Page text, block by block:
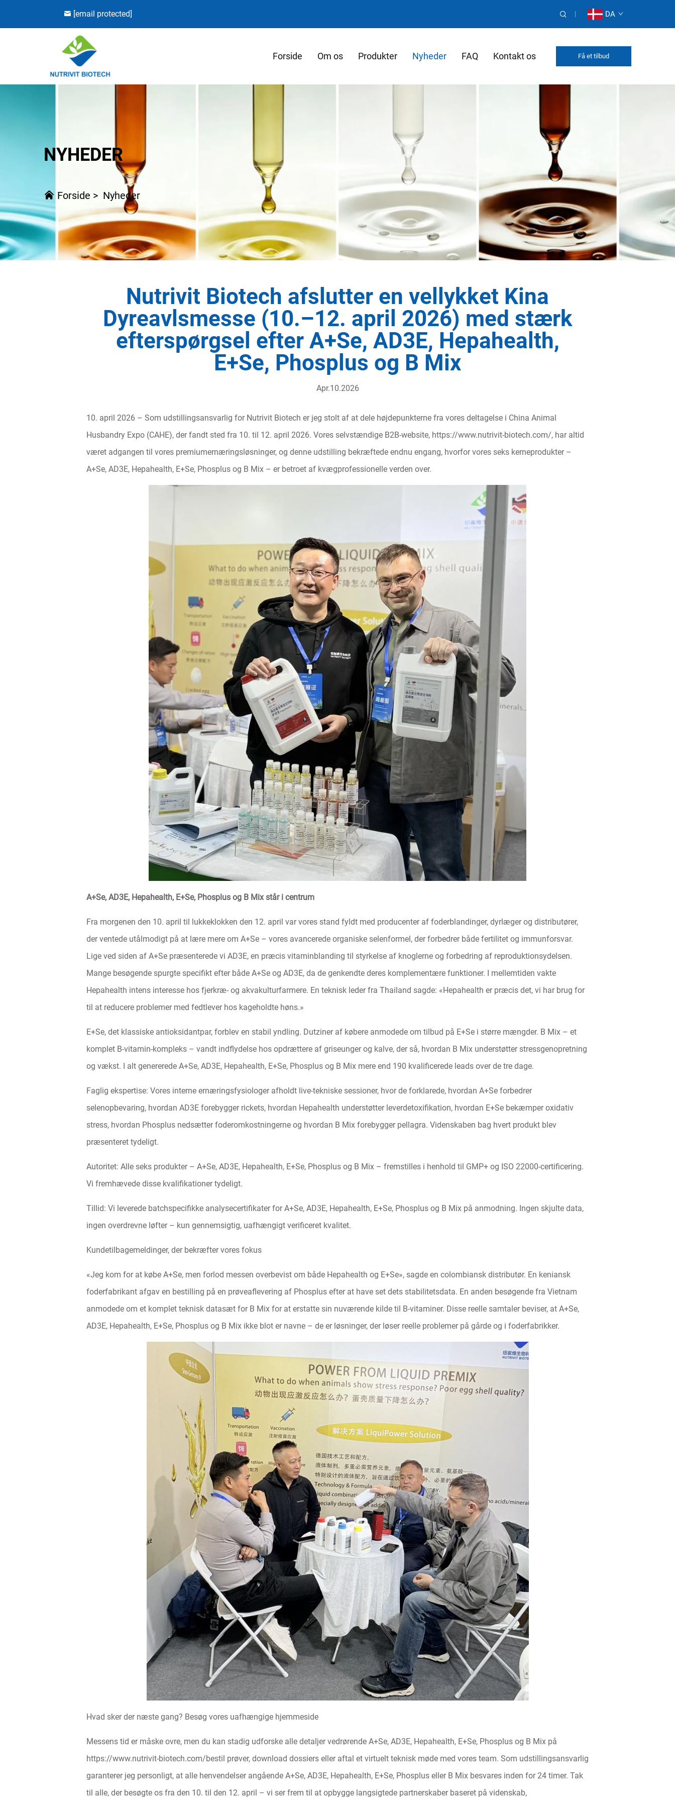
[email protected] DA
Forside Om os Produkter Nyheder FAQ Kontakt os Få et tilbud
NYHEDER
Forside > Nyheder
Nutrivit Biotech afslutter en vellykket Kina
Dyreavlsmesse (10.–12. april 2026) med stærk
efterspørgsel efter A+Se, AD3E, Hepahealth,
E+Se, Phosplus og B Mix
Apr.10.2026
10. april 2026 – Som udstillingsansvarlig for Nutrivit Biotech er jeg stolt af at dele højdepunkterne fra vores deltagelse i China Animal
Husbandry Expo (CAHE), der fandt sted fra 10. til 12. april 2026. Vores selvstændige B2B-website, https://www.nutrivit-biotech.com/, har altid
været adgangen til vores premiumernæringsløsninger, og denne udstilling bekræftede endnu engang, hvorfor vores seks kerneprodukter –
A+Se, AD3E, Hepahealth, E+Se, Phosplus og B Mix – er betroet af kvægprofessionelle verden over.
A+Se, AD3E, Hepahealth, E+Se, Phosplus og B Mix står i centrum
Fra morgenen den 10. april til lukkeklokken den 12. april var vores stand fyldt med producenter af foderblandinger, dyrlæger og distributører,
der ventede utålmodigt på at lære mere om A+Se – vores avancerede organiske selenformel, der forbedrer både fertilitet og immunforsvar.
Lige ved siden af A+Se præsenterede vi AD3E, en præcis vitaminblanding til styrkelse af knoglerne og forbedring af reproduktionsydelsen.
Mange besøgende spurgte specifikt efter både A+Se og AD3E, da de genkendte deres komplementære funktioner. I mellemtiden vakte
Hepahealth intens interesse hos fjerkræ- og akvakulturfarmere. En teknisk leder fra Thailand sagde: «Hepahealth er præcis det, vi har brug for
til at reducere problemer med fedtlever hos kageholdte høns.»
E+Se, det klassiske antioksidantpar, forblev en stabil yndling. Dutziner af købere anmodede om tilbud på E+Se i større mængder. B Mix – et
komplet B-vitamin-kompleks – vandt indflydelse hos opdrættere af griseunger og kalve, der så, hvordan B Mix understøtter stressgenopretning
og vækst. I alt genererede A+Se, AD3E, Hepahealth, E+Se, Phosplus og B Mix mere end 190 kvalificerede leads over de tre dage.
Faglig ekspertise: Vores interne ernæringsfysiologer afholdt live-tekniske sessioner, hvor de forklarede, hvordan A+Se forbedrer
selenopbevaring, hvordan AD3E forebygger rickets, hvordan Hepahealth understøtter leverdetoxifikation, hvordan E+Se bekæmper oxidativ
stress, hvordan Phosplus nedsætter foderomkostningerne og hvordan B Mix forebygger pellagra. Videnskaben bag hvert produkt blev
præsenteret tydeligt.
Autoritet: Alle seks produkter – A+Se, AD3E, Hepahealth, E+Se, Phosplus og B Mix – fremstilles i henhold til GMP+ og ISO 22000-certificering.
Vi fremhævede disse kvalifikationer tydeligt.
Tillid: Vi leverede batchspecifikke analysecertifikater for A+Se, AD3E, Hepahealth, E+Se, Phosplus og B Mix på anmodning. Ingen skjulte data,
ingen overdrevne løfter – kun gennemsigtig, uafhængigt verificeret kvalitet.
Kundetilbagemeldinger, der bekræfter vores fokus
«Jeg kom for at købe A+Se, men forlod messen overbevist om både Hepahealth og E+Se», sagde en colombiansk distributør. En keniansk
foderfabrikant afgav en bestilling på en prøveaflevering af Phosplus efter at have set dets stabilitetsdata. En anden besøgende fra Vietnam
anmodede om et komplet teknisk datasæt for B Mix for at erstatte sin nuværende kilde til B-vitaminer. Disse reelle samtaler beviser, at A+Se,
AD3E, Hepahealth, E+Se, Phosplus og B Mix ikke blot er navne – de er løsninger, der løser reelle problemer på gårde og i foderfabrikker.
Hvad sker der næste gang? Besøg vores uafhængige hjemmeside
Messens tid er måske ovre, men du kan stadig udforske alle detaljer vedrørende A+Se, AD3E, Hepahealth, E+Se, Phosplus og B Mix på
https://www.nutrivit-biotech.com/bestil prøver, download dossiers eller aftal et virtuelt teknisk møde med vores team. Som udstillingsansvarlig
garanterer jeg personligt, at alle henvendelser angående A+Se, AD3E, Hepahealth, E+Se, Phosplus eller B Mix besvares inden for 24 timer. Tak
til alle, der besøgte os fra den 10. til den 12. april – vi ser frem til at opbygge langsigtede partnerskaber baseret på videnskab,